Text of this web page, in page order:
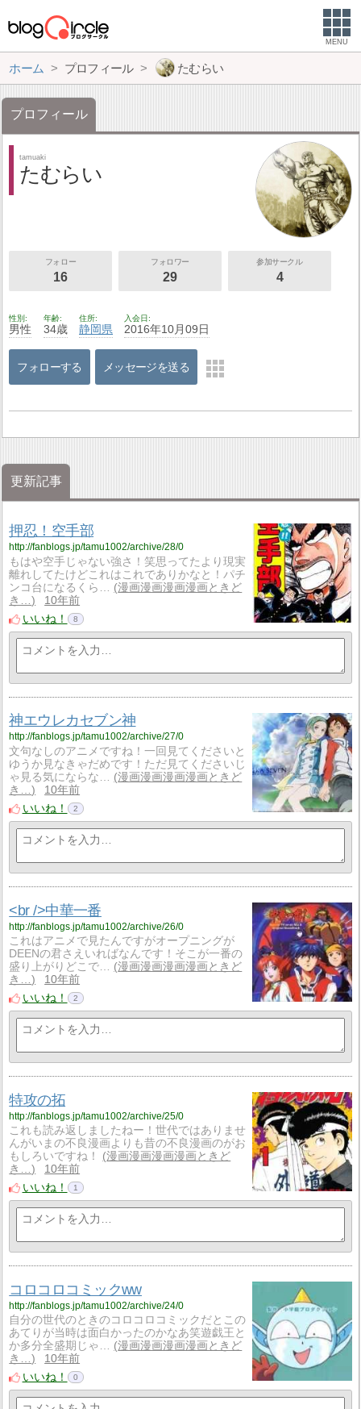
MENU
ホーム プロフィール たむらい
プロフィール
tamuaki
たむらい
フォロー
16
フォロワー
29
参加サークル
4
性別
男性
年齢
34歳
住所
静岡県
入会日
2016年10月09日
フォローする メッセージを送る
更新記事
押忍！空手部
http://fanblogs.jp/tamu1002/archive/28/0
もはや空手じゃない強さ！笑思ってたより現実
離れしてたけどこれはこれでありかなと！パチ
ンコ台になるくら…
漫画漫画漫画漫画ときど
き…
10年前
いいね！
8
神エウレカセブン神
http://fanblogs.jp/tamu1002/archive/27/0
文句なしのアニメですね！一回見てくださいと
ゆうか見なきゃだめです！ただ見てくださいじ
ゃ見る気にならな…
漫画漫画漫画漫画ときど
き…
10年前
いいね！
2
<br />中華一番
http://fanblogs.jp/tamu1002/archive/26/0
これはアニメで見たんですがオープニングが
DEENの君さえいればなんです！そこが一番の
盛り上がりどこで…
漫画漫画漫画漫画ときど
き…
10年前
いいね！
2
特攻の拓
http://fanblogs.jp/tamu1002/archive/25/0
これも読み返しましたねー！世代ではありませ
んがいまの不良漫画よりも昔の不良漫画のがお
もしろいですね！
漫画漫画漫画漫画ときど
き…
10年前
いいね！
1
コロコロコミックww
http://fanblogs.jp/tamu1002/archive/24/0
自分の世代のときのコロコロコミックだとこの
あてりが当時は面白かったのかなあ笑遊戯王と
か多分全盛期じゃ…
漫画漫画漫画漫画ときど
き…
10年前
いいね！
0